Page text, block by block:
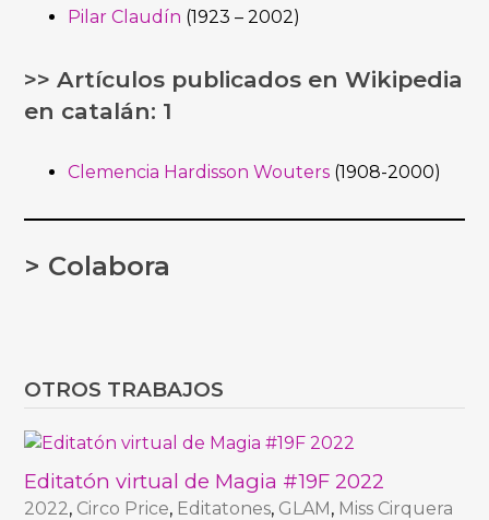
Pilar Claudín (1923 – 2002)
>> Artículos publicados en Wikipedia
en catalán: 1
Clemencia Hardisson Wouters (1908-2000)
> Colabora
OTROS TRABAJOS
Editatón virtual de Magia #19F 2022
2022, Circo Price, Editatones, GLAM, Miss Cirquera